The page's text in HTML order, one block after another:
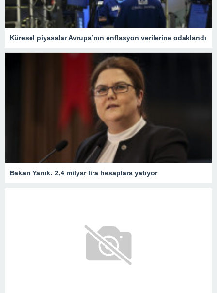
Küresel piyasalar Avrupa’nın enflasyon verilerine odaklandı
Bakan Yanık: 2,4 milyar lira hesaplara yatıyor